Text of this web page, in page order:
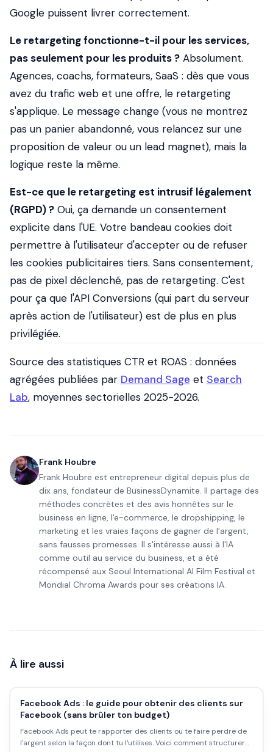
Google puissent livrer correctement.
Le retargeting fonctionne-t-il pour les services,
pas seulement pour les produits ? Absolument.
Agences, coachs, formateurs, SaaS : dès que vous
avez du trafic web et une offre, le retargeting
s'applique. Le message change (vous ne montrez
pas un panier abandonné, vous relancez sur une
proposition de valeur ou un lead magnet), mais la
logique reste la même.
Est-ce que le retargeting est intrusif légalement
(RGPD) ? Oui, ça demande un consentement
explicite dans l'UE. Votre bandeau cookies doit
permettre à l'utilisateur d'accepter ou de refuser
les cookies publicitaires tiers. Sans consentement,
pas de pixel déclenché, pas de retargeting. C'est
pour ça que l'API Conversions (qui part du serveur
après action de l'utilisateur) est de plus en plus
privilégiée.
Source des statistiques CTR et ROAS : données
agrégées publiées par Demand Sage et Search
Lab, moyennes sectorielles 2025-2026.
Frank Houbre
Frank Houbre est entrepreneur digital depuis plus de
dix ans, fondateur de BusinessDynamite. Il partage des
méthodes concrètes et des avis honnêtes sur le
business en ligne, l'e-commerce, le dropshipping, le
marketing et les vraies façons de gagner de l'argent,
sans fausses promesses. Il s'intéresse aussi à l'IA
comme outil au service du business, et a été
récompensé aux Seoul International AI Film Festival et
Mondial Chroma Awards pour ses créations IA.
À lire aussi
Facebook Ads : le guide pour obtenir des clients sur
Facebook (sans brûler ton budget)
Facebook Ads peut te rapporter des clients ou te faire perdre de
l'argent selon la façon dont tu l'utilises. Voici comment structurer